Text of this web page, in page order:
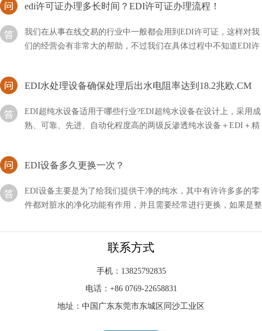
们的经营会有非常大的帮助，不过我们在具体过程中不知道EDI许
可证办理需要多长时间？
熟、可靠、先进、自动化程度高的两级反渗透纯水设备＋EDI＋精
混床除盐水处理工艺，EDI水处理设备确保处理后
件都对脏水的净化功能有作用，并且需要经常进行更换，如果是整
套设备多久更换一次？
很多朋友会好奇EDI模块和设备的重量有多重，其实看着它们不是
很大，但是真的要拿起来还是挺重的，不过影响重量的因素有很
EDI标准文件咋读？方法分享！
联系方式
手机：13825792835
电话：+86 0769-22658831
地址：中国广东东莞市东城区同沙工业区